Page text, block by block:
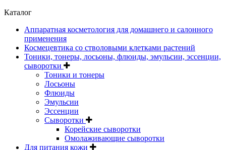
Каталог
Аппаратная косметология для домашнего и салонного
применения
Космецевтика со стволовыми клетками растений
Тоники, тонеры, лосьоны, флюиды, эмульсии, эссенции,
сыворотки
Тоники и тонеры
Лосьоны
Флюиды
Эмульсии
Эссенции
Сыворотки
Корейские сыворотки
Омолаживающие сыворотки
Для питания кожи